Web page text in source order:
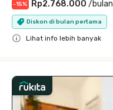
-15% Rp2.768.000 /bulan
Diskon di bulan pertama
Lihat info lebih banyak